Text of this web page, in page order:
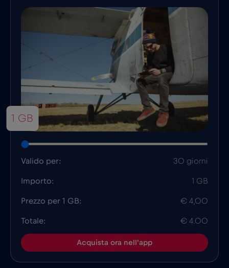
1 GB
Valido per: 30 giorni
Importo: 1 GB
Prezzo per 1 GB: € 4,00
Totale: € 4.00
Acquista ora nell'app